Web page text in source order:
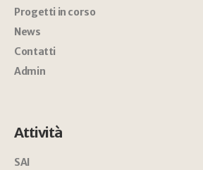
Progetti in corso
News
Contatti
Admin
Attività
SAI